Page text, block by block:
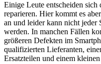
Einige Leute entscheiden sich
reparieren. Hier kommt es
an und leider kann nicht jeder
werden. In manchen Fällen
größeren Defekten im
qualifizierten Lieferanten,
Ersatzteilen und einem